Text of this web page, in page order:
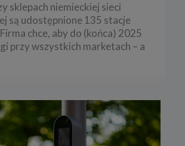
sklepach niemieckiej sieci
są udostępnione 135 stacje
chce, aby do (końca) 2025
przy wszystkich marketach – a